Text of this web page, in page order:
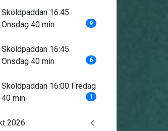
Sköldpaddan 16:45
Onsdag 40 min
9
Sköldpaddan 16:45
Onsdag 40 min
6
Sköldpaddan 16:00 Fredag
40 min
1
2026